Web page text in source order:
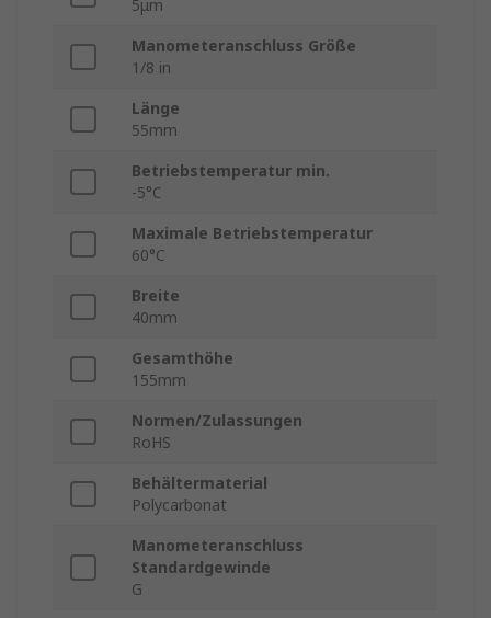
5μm
Manometeranschluss Größe
1/8 in
Länge
55mm
Betriebstemperatur min.
-5°C
Maximale Betriebstemperatur
60°C
Breite
40mm
Gesamthöhe
155mm
Normen/Zulassungen
RoHS
Behältermaterial
Polycarbonat
Manometeranschluss
Standardgewinde
G